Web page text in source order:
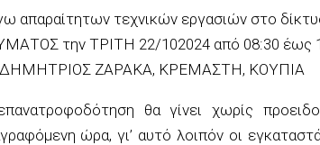
απαραίτητων τεχνικών εργασιών στο
την ΤΡΙΤΗ 22/102024 από 08:30 έως
ΖΑΡΑΚΑ, ΚΡΕΜΑΣΤΗ, ΚΟΥΠΙΑ
θα γίνει χωρίς
ώρα, γι’ αυτό λοιπόν οι